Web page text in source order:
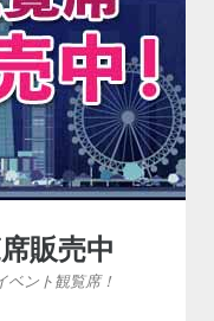
販売中
ベント観覧席！